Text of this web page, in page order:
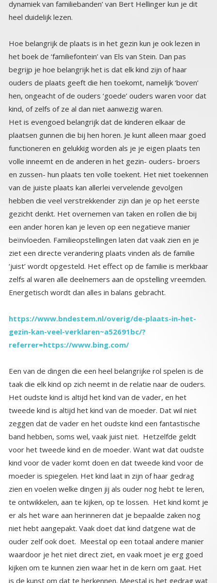
heel duidelijk lezen.
Hoe belangrijk de plaats is in het gezin kun je ook lezen in
het boek de ‘familiefontein’ van Els van Stein. Dan pas
begrijp je hoe belangrijk het is dat elk kind zijn of haar
ouders de plaats geeft die hen toekomt, namelijk ‘boven’
hen, ongeacht of de ouders ‘goede’ ouders waren voor dat
kind, of zelfs of ze al dan niet aanwezig waren.
Het is evengoed belangrijk dat de kinderen elkaar de
plaatsen gunnen die bij hen horen. Je kunt alleen maar goed
functioneren en gelukkig worden als je je eigen plaats ten
volle inneemt en de anderen in het gezin- ouders- broers
en zussen- hun plaats ten volle toekent. Het niet toekennen
van de juiste plaats kan allerlei vervelende gevolgen
hebben die veel verstrekkender zijn dan je op het eerste
gezicht denkt. Het overnemen van taken en rollen die bij
een ander horen kan je leven op een negatieve manier
beïnvloeden. Familieopstellingen laten dat vaak zien en je
ziet een directe verandering plaats vinden als de familie
‘juist’ wordt opgesteld. Het effect op de familie is merkbaar
zelfs al waren alle deelnemers aan de opstelling vreemden.
Energetisch wordt dan alles in balans gebracht.
https://www.bndestem.nl/overig/de-plaats-in-het-
gezin-kan-veel-verklaren~a52691bc/?
referrer=https://www.bing.com/
Een van de dingen die een heel belangrijke rol spelen is de
taak die elk kind op zich neemt in de relatie naar de ouders.
Het oudste kind is altijd het kind van de vader, en het
tweede kind is altijd het kind van de moeder. Dat wil niet
zeggen dat de vader en het oudste kind een fantastische
band hebben, soms wel, vaak juist niet. Hetzelfde geldt
voor het tweede kind en de moeder. Want wat dat oudste
kind voor de vader komt doen en dat tweede kind voor de
moeder is spiegelen. Het kind laat in zijn of haar gedrag
zien en voelen welke dingen jij als ouder nog hebt te leren,
te ontwikkelen, aan te kijken, op te lossen. Het kind komt je
er als het ware aan herinneren dat je bepaalde zaken nog
niet hebt aangepakt. Vaak doet dat kind datgene wat de
ouder zelf ook doet. Meestal op een totaal andere manier
waardoor je het niet direct ziet, en vaak moet je erg goed
kijken om te kunnen zien waar het in de kern om gaat. Het
is de kunst om dat te herkennen. Meestal is het gedrag wat
je als ouder stoort. Het irriteert je en frustreert je soms.
Waarom? Omdat het iets van jou is, het is ofwel iets wat je
in jezelf niet onder ogen wil zien, ofwel iets wat je nog niet
hebt ontwikkeld in jezelf. Herken het gedrag in je kind wat
van jou is. Erken het en los het in jezelf op, en je zult zien
dan is het ook in het kind opgelost. Veel van de problemen
die kinderen hebben zijn op te lossen door de ouders
wanneer die hun eigen onopgeloste problemen aankijken